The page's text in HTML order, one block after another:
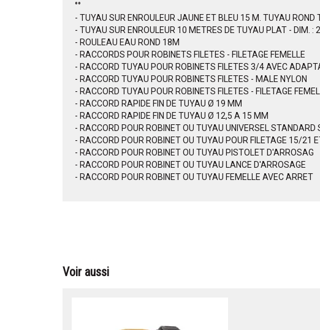
°°
- TUYAU SUR ENROULEUR JAUNE ET BLEU 15 M. TUYAU ROND
- TUYAU SUR ENROULEUR 10 METRES DE TUYAU PLAT - DIM. :
- ROULEAU EAU ROND 18M
- RACCORDS POUR ROBINETS FILETES - FILETAGE FEMELLE
- RACCORD TUYAU POUR ROBINETS FILETES 3/4 AVEC
- RACCORD TUYAU POUR ROBINETS FILETES - MALE NYLON
- RACCORD TUYAU POUR ROBINETS FILETES - FILETAGE
- RACCORD RAPIDE FIN DE TUYAU Ø 19 MM
- RACCORD RAPIDE FIN DE TUYAU Ø 12,5 A 15 MM
- RACCORD POUR ROBINET OU TUYAU UNIVERSEL STANDARD
- RACCORD POUR ROBINET OU TUYAU POUR FILETAGE 15/21
- RACCORD POUR ROBINET OU TUYAU PISTOLET D'ARROSAG
- RACCORD POUR ROBINET OU TUYAU LANCE D'ARROSAGE
- RACCORD POUR ROBINET OU TUYAU FEMELLE AVEC ARRET
Voir aussi